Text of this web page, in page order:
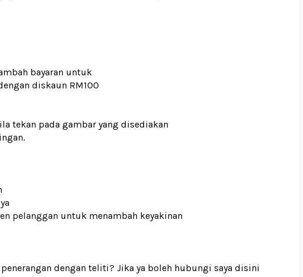
bayaran untuk
diskaun RM100
tekan pada gambar yang disediakan
pelanggan untuk menambah keyakinan
dengan teliti? Jika ya boleh hubungi saya disini